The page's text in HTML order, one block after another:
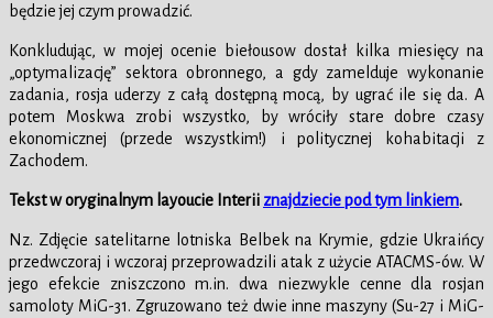
będzie jej czym prowadzić.
Konkludując, w mojej ocenie biełousow dostał kilka miesięcy na
„optymalizację” sektora obronnego, a gdy zamelduje wykonanie
zadania, rosja uderzy z całą dostępną mocą, by ugrać ile się da. A
potem Moskwa zrobi wszystko, by wróciły stare dobre czasy
ekonomicznej (przede wszystkim!) i politycznej kohabitacji z
Zachodem.
Tekst w oryginalnym layoucie Interii znajdziecie pod tym linkiem.
Nz. Zdjęcie satelitarne lotniska Belbek na Krymie, gdzie Ukraińcy
przedwczoraj i wczoraj przeprowadzili atak z użycie ATACMS-ów. W
jego efekcie zniszczono m.in. dwa niezwykle cenne dla rosjan
samoloty MiG-31. Zgruzowano też dwie inne maszyny (Su-27 i MiG-